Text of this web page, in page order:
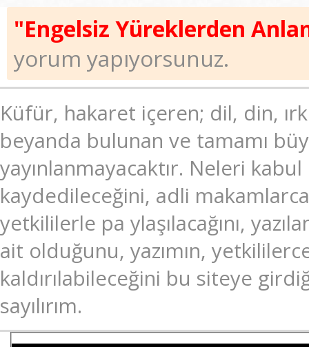
"Engelsiz Yüreklerden
yorum yapıyorsunuz.
Küfür, hakaret içeren; dil, din, ırk
beyanda bulunan ve tamamı
yayınlanmayacaktır. Neleri
kaydedileceğini, adli
yetkililerle pa ylaşılacağını,
ait olduğunu, yazımın,
kaldırılabileceğini bu siteye
sayılırım.